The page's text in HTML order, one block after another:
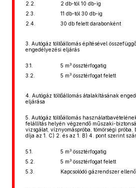
2.2.
2 db-tól 10 db-ig
2.3.
11 db-tól 30 db-ig
2.4.
30 db felett darabonként
3. Autógáz töltőállomás építésével
engedélyezési eljárás
3.1. 5 m3össztérfogatig
3.2.
5 m3össztérfogat felett
4. Autógáz töltőállomás átalakításának
eljárása
5. Autógáz töltőállomás
felállítás helyén végzendő műszaki-
vizsgálat, víznyomáspróba, tömörségi
díja az 1. C) 2. és az 1. B) 4. pont szerint
5.1. 5 m3össztérfogatig
5.2.
5 m3össztérfogat felett
5.3.
Kapcsolódó gázrendszer